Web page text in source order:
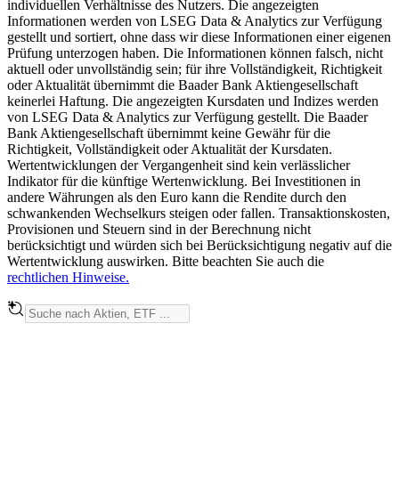
individuellen Verhältnisse des Nutzers. Die angezeigten
Informationen werden von LSEG Data & Analytics zur Verfügung
gestellt und sortiert, ohne dass wir diese Informationen einer eigenen
Prüfung unterzogen haben. Die Informationen können falsch, nicht
aktuell oder unvollständig sein; für ihre Vollständigkeit, Richtigkeit
oder Aktualität übernimmt die Baader Bank Aktiengesellschaft
keinerlei Haftung. Die angezeigten Kursdaten und Indizes werden
von LSEG Data & Analytics zur Verfügung gestellt. Die Baader
Bank Aktiengesellschaft übernimmt keine Gewähr für die
Richtigkeit, Vollständigkeit oder Aktualität der Kursdaten.
Wertentwicklungen der Vergangenheit sind kein verlässlicher
Indikator für die künftige Wertenwicklung. Bei Investitionen in
andere Währungen als den Euro kann die Rendite durch den
schwankenden Wechselkurs steigen oder fallen. Transaktionskosten,
Provisionen und Steuern sind in der Berechnung nicht
berücksichtigt und würden sich bei Berücksichtigung negativ auf die
Wertentwicklung auswirken. Bitte beachten Sie auch die
rechtlichen Hinweise.